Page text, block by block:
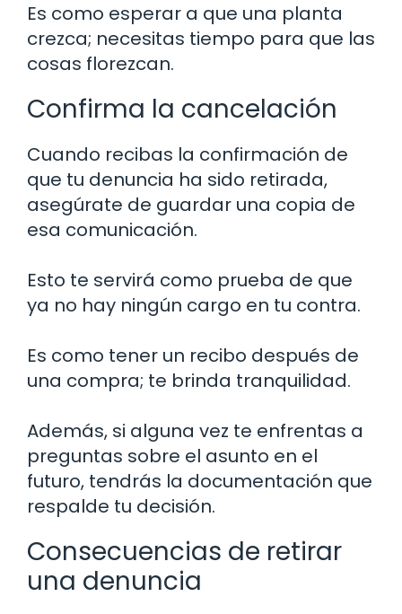
Es como esperar a que una planta
crezca; necesitas tiempo para que las
cosas florezcan.
Confirma la cancelación
Cuando recibas la confirmación de
que tu denuncia ha sido retirada,
asegúrate de guardar una copia de
esa comunicación.
Esto te servirá como prueba de que
ya no hay ningún cargo en tu contra.
Es como tener un recibo después de
una compra; te brinda tranquilidad.
Además, si alguna vez te enfrentas a
preguntas sobre el asunto en el
futuro, tendrás la documentación que
respalde tu decisión.
Consecuencias de retirar
una denuncia